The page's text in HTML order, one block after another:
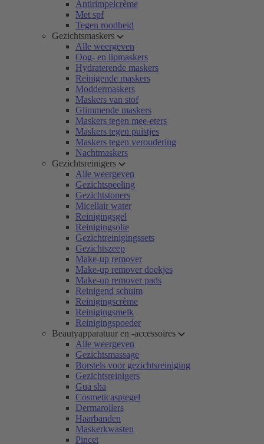
Antirimpelcrème
Met spf
Tegen roodheid
Gezichtsmaskers
Alle weergeven
Oog- en lipmaskers
Hydraterende maskers
Reinigende maskers
Moddermaskers
Maskers van stof
Glimmende maskers
Maskers tegen mee-eters
Maskers tegen puistjes
Maskers tegen veroudering
Nachtmaskers
Gezichtsreinigers
Alle weergeven
Gezichtspeeling
Gezichtstoners
Micellair water
Reinigingsgel
Reinigingsolie
Gezichtreinigingssets
Gezichtszeep
Make-up remover
Make-up remover doekjes
Make-up remover pads
Reinigend schuim
Reinigingscrème
Reinigingsmelk
Reinigingspoeder
Beautyapparatuur en -accessoires
Alle weergeven
Gezichtsmassage
Borstels voor gezichtsreiniging
Gezichtsreinigers
Gua sha
Cosmeticaspiegel
Dermarollers
Haarbanden
Maskerkwasten
Pincet